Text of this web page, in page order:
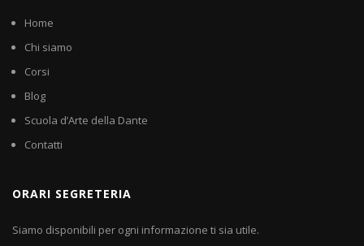
Home
Chi siamo
Corsi
Blog
Scuola d’Arte della Dante
Contatti
ORARI SEGRETERIA
Siamo disponibili per ogni informazione ti sia utile.